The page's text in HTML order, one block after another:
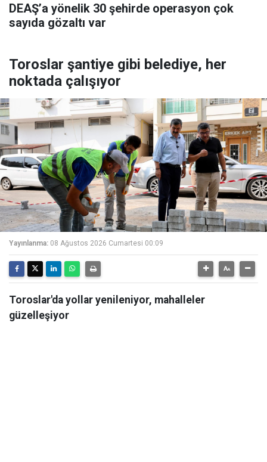
DEAŞ’a yönelik 30 şehirde operasyon çok
sayıda gözaltı var
Toroslar şantiye gibi belediye, her
noktada çalışıyor
Yayınlanma: 08 Ağustos 2026 Cumartesi 00:09
Toroslar'da yollar yenileniyor, mahalleler
güzelleşiyor